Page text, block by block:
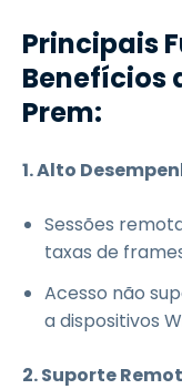
Principais
Benefícios
Prem:
1. Alto
Sessões
taxas de
Acesso não
a dispositivos
2. Suporte